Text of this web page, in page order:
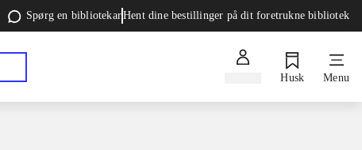
Spørg en bibliotekarHent dine bestillinger på dit foretrukne bibliotek
Husk Menu